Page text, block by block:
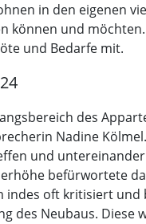
in den eigenen
können und
und Bedarfe mit.
des
Nadine
und
befürwortete
indes oft kritisiert und
des Neubaus.